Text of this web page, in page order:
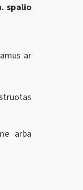
spalio
ar
arba